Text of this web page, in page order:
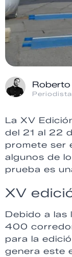
Roberto
La XV
del 21 al 22
promete ser
algunos de
prueba es
XV
Debido a las
400
para la
genera este